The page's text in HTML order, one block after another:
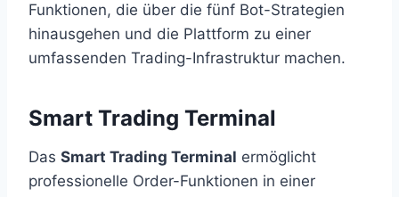
Funktionen, die über die fünf Bot-Strategien
hinausgehen und die Plattform zu einer
umfassenden Trading-Infrastruktur machen.
Smart Trading Terminal
Das Smart Trading Terminal ermöglicht
professionelle Order-Funktionen in einer